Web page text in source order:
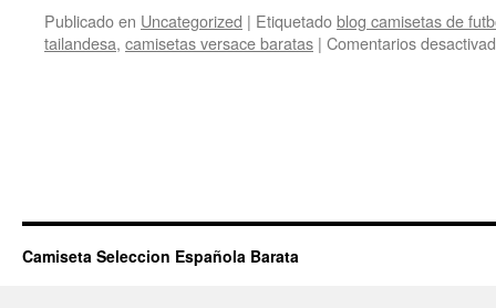
Publicado en Uncategorized | Etiquetadoblog camisetas de
tailandesa, camisetas versace baratas | Comentarios
Camiseta Seleccion Española Barata